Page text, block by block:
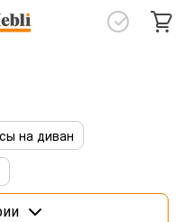
на диван
койрой